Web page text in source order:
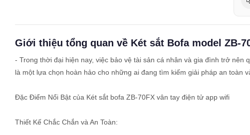
Giới thiệu tổng quan về Két sắt Bofa model ZB-
- Trong thời đại hiện nay, việc bảo vệ tài sản cá nhân và gia đình trở nên
là một lựa chọn hoàn hảo cho những ai đang tìm kiếm giải pháp an toàn
Đặc Điểm Nổi Bật của Két sắt bofa ZB-70FX vân tay điện tử app wifi
Thiết Kế Chắc Chắn và An Toàn: